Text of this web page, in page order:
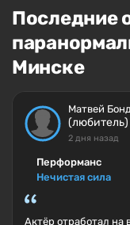
Последние
Минске
Матвей
(любитель)
2 дня назад
Перформанс
Нечистая сила
Актёр отработал на